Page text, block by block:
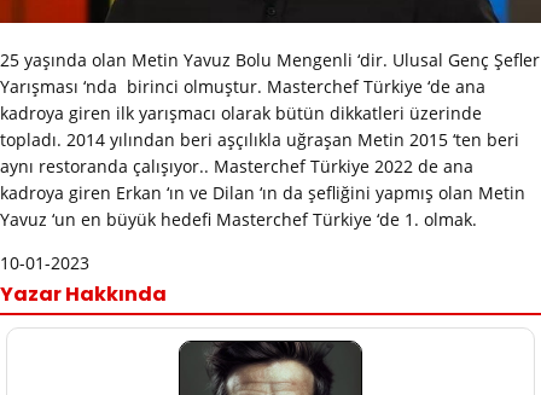
25 yaşında olan Metin Yavuz Bolu Mengenli ‘dir. Ulusal Genç Şefler
Yarışması ‘nda birinci olmuştur. Masterchef Türkiye ‘de ana
kadroya giren ilk yarışmacı olarak bütün dikkatleri üzerinde
topladı. 2014 yılından beri aşçılıkla uğraşan Metin 2015 ‘ten beri
aynı restoranda çalışıyor.. Masterchef Türkiye 2022 de ana
kadroya giren Erkan ‘ın ve Dilan ‘ın da şefliğini yapmış olan Metin
Yavuz ‘un en büyük hedefi Masterchef Türkiye ‘de 1. olmak.
10-01-2023
Yazar Hakkında